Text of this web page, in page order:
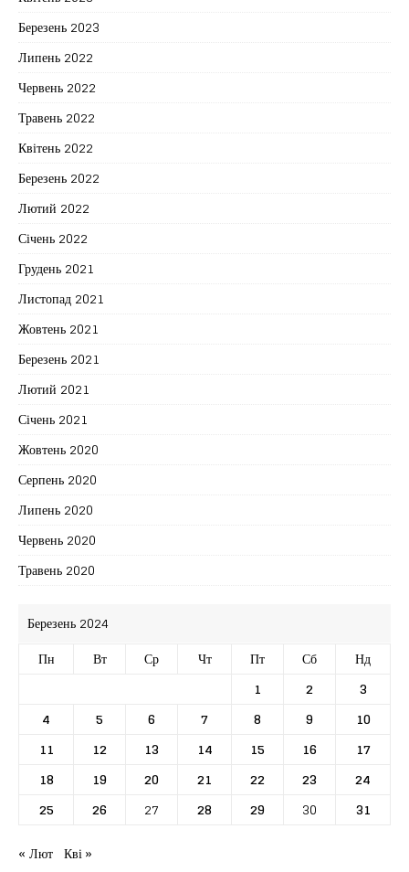
Березень 2023
Липень 2022
Червень 2022
Травень 2022
Квітень 2022
Березень 2022
Лютий 2022
Січень 2022
Грудень 2021
Листопад 2021
Жовтень 2021
Березень 2021
Лютий 2021
Січень 2021
Жовтень 2020
Серпень 2020
Липень 2020
Червень 2020
Травень 2020
Березень 2024
Пн
Вт Ср Чт Пт Сб
Нд
1
2
3
4
5 6 7 8 9
10
11
12 13 14 15 16
17
18
19 20 21 22 23
24
25
26 27 28 29 30
31
« Лют Кві »